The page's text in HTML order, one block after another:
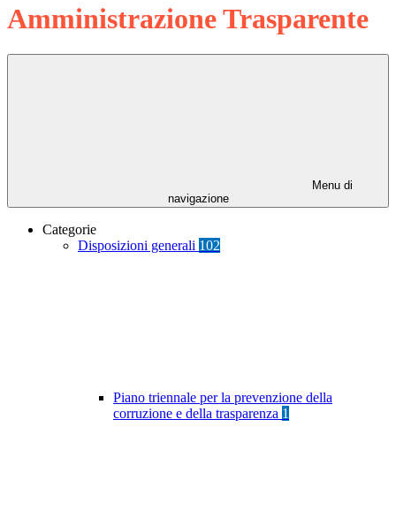
Amministrazione Trasparente
Menu di
navigazione
Categorie
Disposizioni generali 102
Piano triennale per la prevenzione della
corruzione e della trasparenza 1